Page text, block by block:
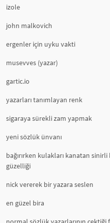
izole
john malkovich
ergenler için uyku vakti
musevves (yazar)
gartic.io
yazarları tanımlayan renk
sigaraya sürekli zam yapmak
yeni sözlük ünvanı
bağırırken kulakları kanatan sinirli
güzelliği
nick vererek bir yazara seslen
en güzel bira